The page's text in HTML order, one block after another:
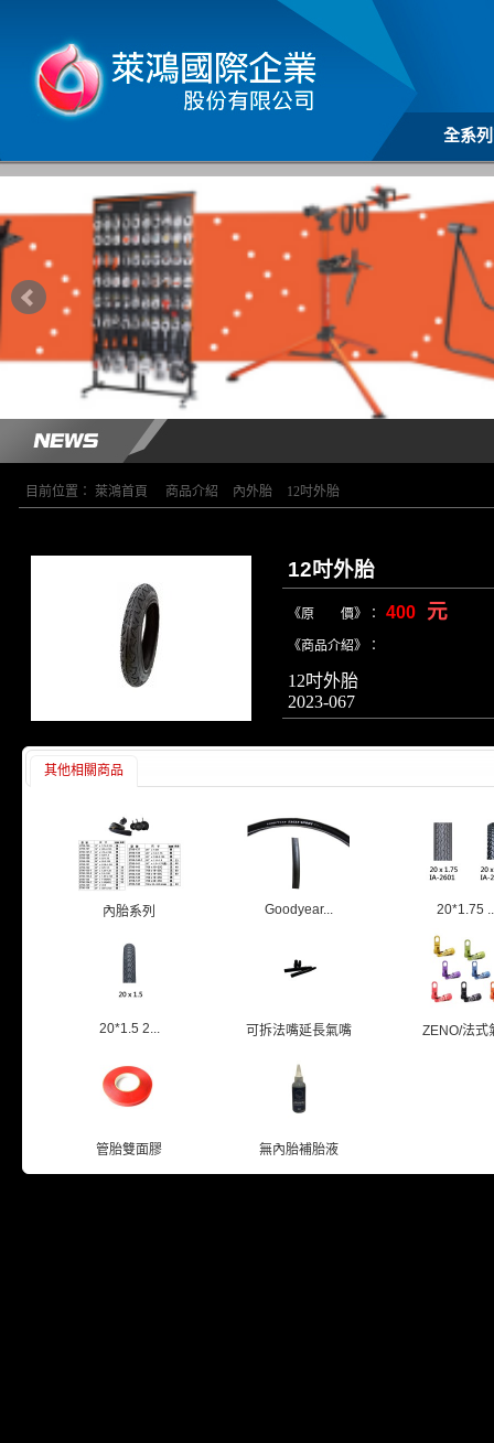
全系
目前位置： 萊鴻首頁 商品介紹 內外胎 12吋外胎
12吋外胎
《原 價》： 400 元
《商品介紹》：
12吋外胎
2023-067
其他相關商品
內胎系列 Goodyear... 20*1.75
20*1.5 2... 可拆法嘴延長氣嘴 ZENO/法式
管胎雙面膠 無內胎補胎液